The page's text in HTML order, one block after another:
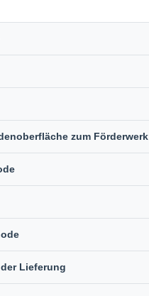
zum Förderwerk
Lieferung